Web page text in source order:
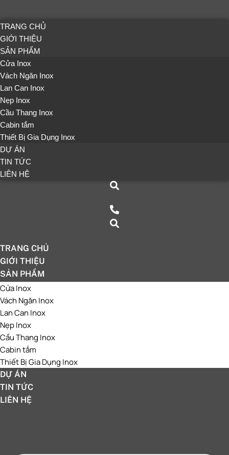
TRANG CHỦ
GIỚI THIỆU
SẢN PHẨM
Cửa Inox
Vách Ngăn Inox
Lan Can Inox
Nẹp Inox
Cầu Thang Inox
Cabin tắm
Thiết Bị Gia Dụng Inox
DỰ ÁN
TIN TỨC
LIÊN HỆ
TRANG CHỦ
GIỚI THIỆU
SẢN PHẨM
Cửa Inox
Vách Ngăn Inox
Lan Can Inox
Nẹp Inox
Cầu Thang Inox
Cabin tắm
Thiết Bị Gia Dụng Inox
DỰ ÁN
TIN TỨC
LIÊN HỆ